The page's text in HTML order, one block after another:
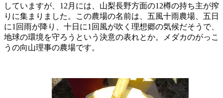
していますが、12月には、山梨長野方面の12樽の持ち主が搾
りに集まりました。この農場の名前は、五風十雨農場、五日
に1回雨が降り、十日に1回風が吹く理想郷の気候だそうで、
地球の環境を守ろうという決意の表れとか。メダカのがっこ
うの向山理事の農場です。